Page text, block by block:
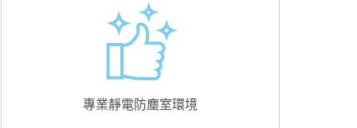
專業靜電防塵室環境